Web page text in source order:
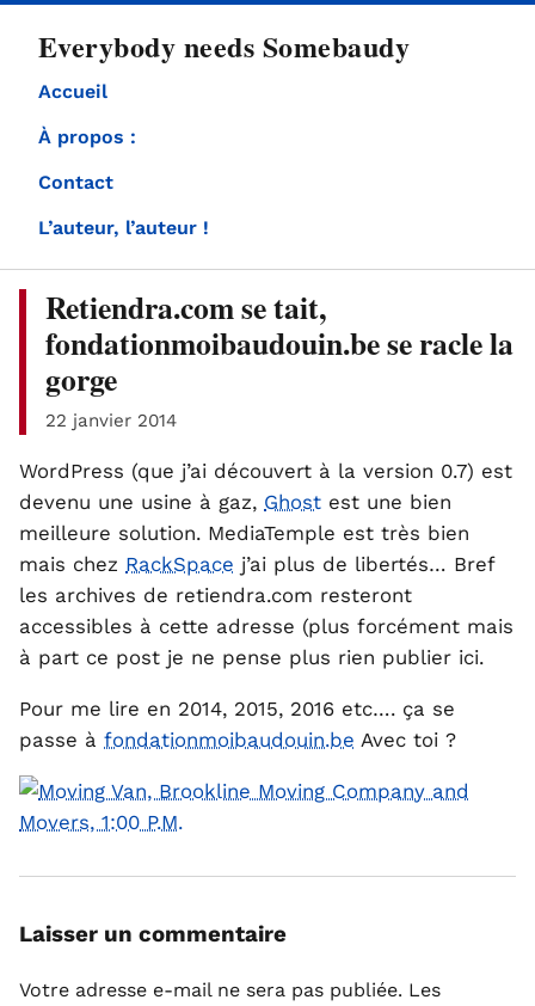
Everybody needs Somebaudy
Accueil
À propos :
Contact
L’auteur, l’auteur !
Retiendra.com se tait,
fondationmoibaudouin.be se racle la
gorge
22 janvier 2014
WordPress (que j’ai découvert à la version 0.7) est
devenu une usine à gaz, Ghost est une bien
meilleure solution. MediaTemple est très bien
mais chez RackSpace j’ai plus de libertés… Bref
les archives de retiendra.com resteront
accessibles à cette adresse (plus forcément mais
à part ce post je ne pense plus rien publier ici.
Pour me lire en 2014, 2015, 2016 etc…. ça se
passe à fondationmoibaudouin.be Avec toi ?
Laisser un commentaire
Votre adresse e-mail ne sera pas publiée. Les